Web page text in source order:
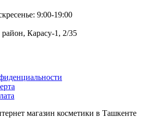
9:00-19:00
Карасу-1, 2/35
магазин косметики в Ташкенте